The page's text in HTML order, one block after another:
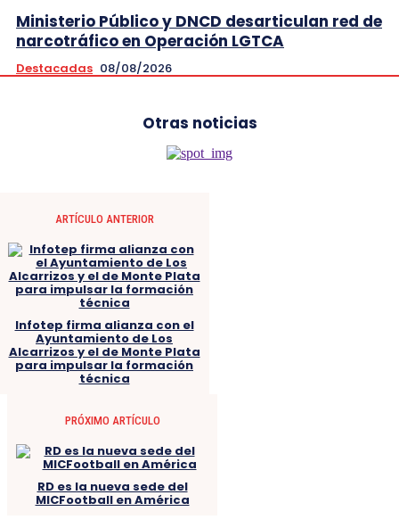
Ministerio Público y DNCD desarticulan red de
narcotráfico en Operación LGTCA
Destacadas 08/08/2026
Otras noticias
ARTÍCULO ANTERIOR
Infotep firma alianza con el
Ayuntamiento de Los
Alcarrizos y el de Monte Plata
para impulsar la formación
técnica
PRÓXIMO ARTÍCULO
RD es la nueva sede del
MICFootball en América